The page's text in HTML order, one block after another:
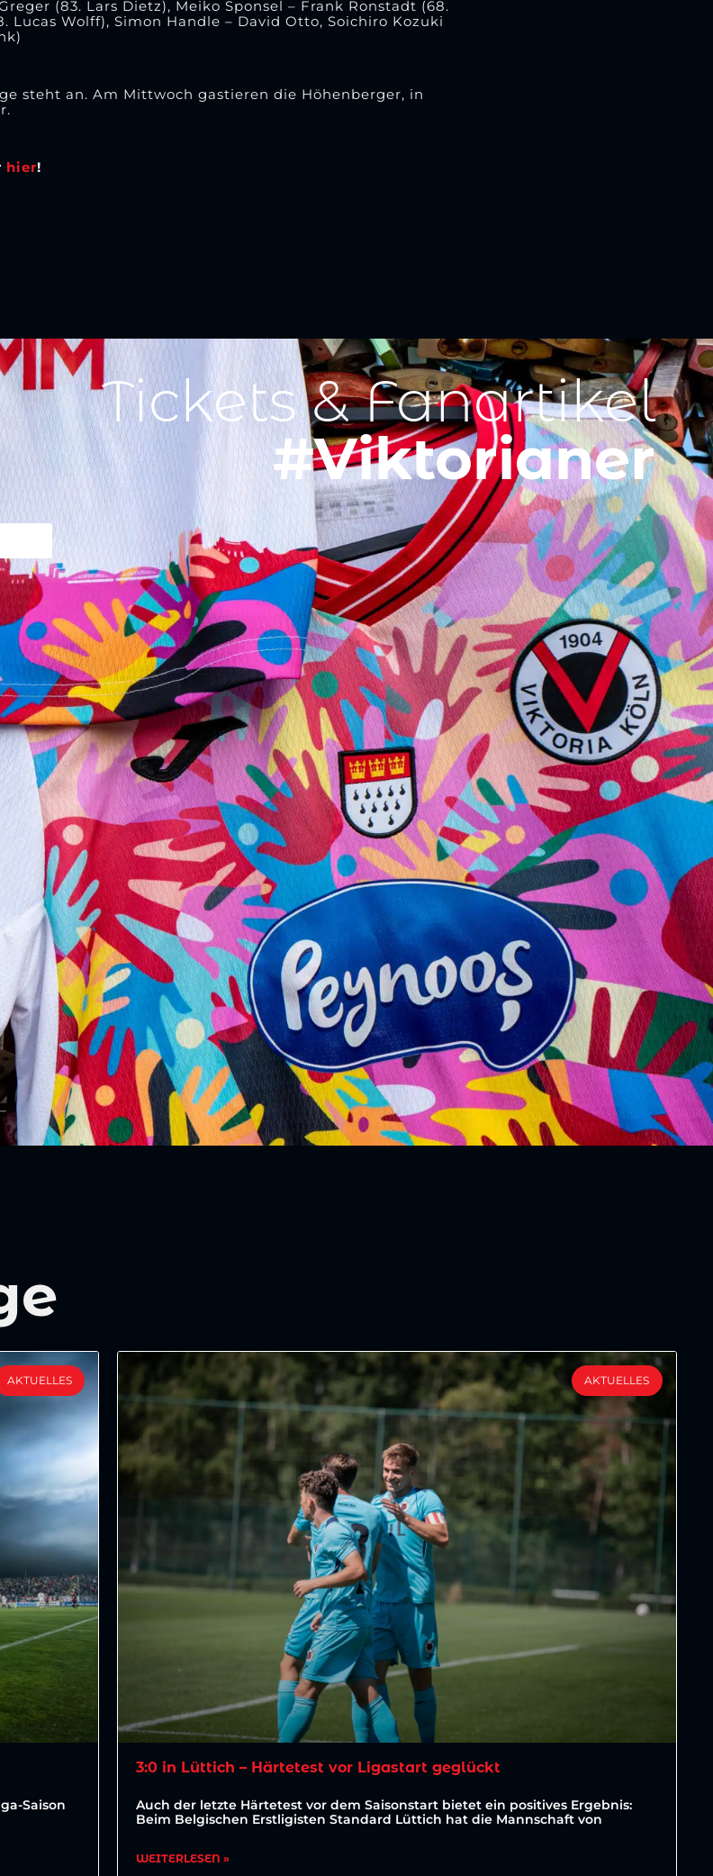
(83. Lars Dietz), Meiko Sponsel – Frank Ronstadt (68.
Wolff), Simon Handle – David Otto, Soichiro Kozuki
steht an. Am Mittwoch gastieren die Höhenberger, in
hier!
Tickets & Fanartikel
#Viktorianer
AKTUELLES
Saison
AKTUELLES
3:0 in Lüttich – Härtetest vor Ligastart geglückt
Auch der letzte Härtetest vor dem Saisonstart bietet ein positives Ergebnis:
Beim Belgischen Erstligisten Standard Lüttich hat die Mannschaft von
WEITERLESEN »